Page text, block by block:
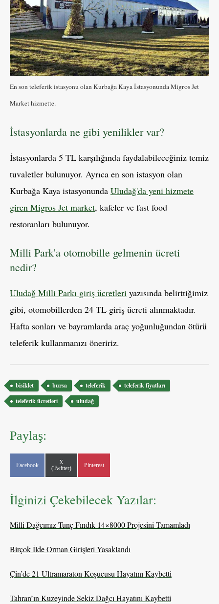
En son teleferik istasyonu olan Kurbağa Kaya İstasyonunda Migros Jet
Market hizmette.
İstasyonlarda ne gibi yenilikler var?
İstasyonlarda 5 TL karşılığında faydalabileceğiniz temiz
tuvaletler bulunuyor. Ayrıca en son istasyon olan
Kurbağa Kaya istasyonunda Uludağ'da yeni hizmete
giren Migros Jet market, kafeler ve fast food
restoranları bulunuyor.
Milli Park'a otomobille gelmenin ücreti
nedir?
Uludağ Milli Parkı giriş ücretleri yazısında belirttiğimiz
gibi, otomobillerden 24 TL giriş ücreti alınmaktadır.
Hafta sonları ve bayramlarda araç yoğunluğundan ötürü
teleferik kullanmanızı öneririz.
Etiketler
bisiklet bursa teleferik
teleferik fiyatları
teleferik ücretleri
uludağ
Paylaş:
Share
Facebook
Share
on
X
(Twitter)
Share
Pinterest
İlginizi Çekebilecek Yazılar:
Milli Dağcımız Tunç Fındık 14×8000 Projesini Tamamladı
Birçok İlde Orman Girişleri Yasaklandı
Çin’de 21 Ultramaraton Koşucusu Hayatını Kaybetti
Tahran’ın Kuzeyinde Sekiz Dağcı Hayatını Kaybetti